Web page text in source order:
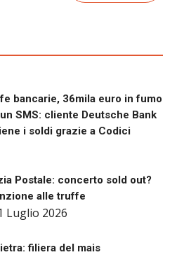
bancarie, 36mila euro in fumo
SMS: cliente Deutsche Bank
i soldi grazie a Codici
Postale: concerto sold out?
alle truffe
Luglio 2026
filiera del mais